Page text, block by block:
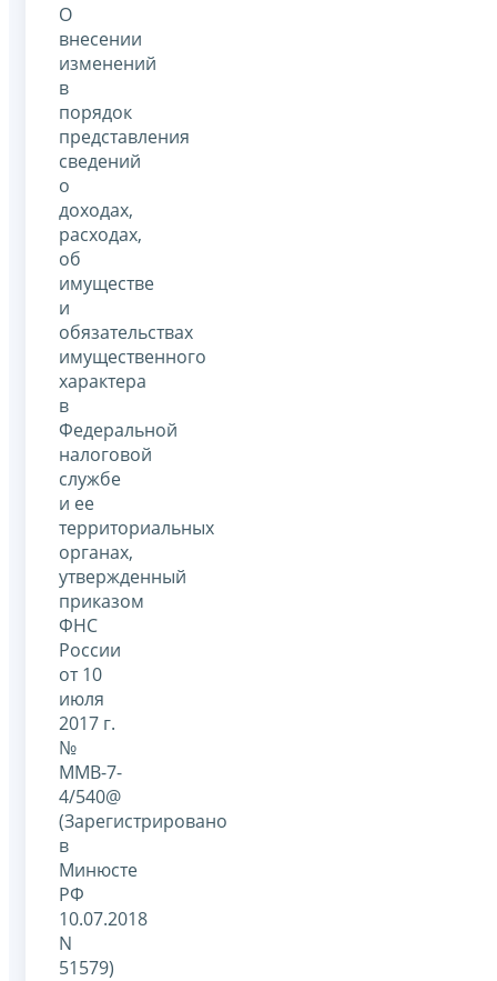
О
внесении
изменений
в
порядок
представления
сведений
о
доходах,
расходах,
об
имуществе
и
обязательствах
имущественного
характера
в
Федеральной
налоговой
службе
и ее
территориальных
органах,
утвержденный
приказом
ФНС
России
от 10
июля
2017 г.
№
ММВ-7-
4/540@
(Зарегистрировано
в
Минюсте
РФ
10.07.2018
N
51579)